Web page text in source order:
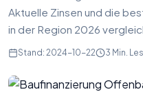
Aktuelle Zinsen und die
in der Region 2026
Stand: 2024-10-22 3 Min.